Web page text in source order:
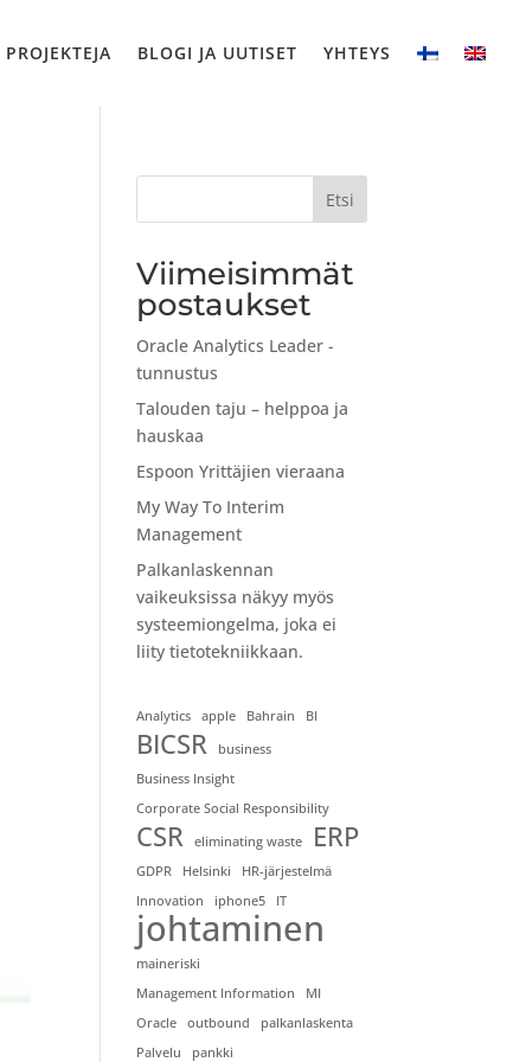
PROJEKTEJA BLOGI JA UUTISET YHTEYS
Etsi
Viimeisimmät
postaukset
Oracle Analytics Leader -
tunnustus
Talouden taju – helppoa ja
hauskaa
Espoon Yrittäjien vieraana
My Way To Interim
Management
Palkanlaskennan
vaikeuksissa näkyy myös
systeemiongelma, joka ei
liity tietotekniikkaan.
Analytics apple Bahrain BI
BICSR
business
Business Insight
Corporate Social Responsibility
CSR eliminating waste ERP
GDPR Helsinki
HR-järjestelmä
Innovation
iphone5 IT
johtaminen
maineriski
Management Information
MI
Oracle
outbound
palkanlaskenta
Palvelu
pankki